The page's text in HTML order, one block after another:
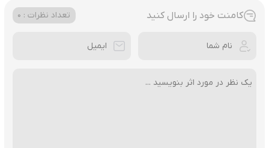
کامنت خود را ارسال کنید تعداد نظرات : 0